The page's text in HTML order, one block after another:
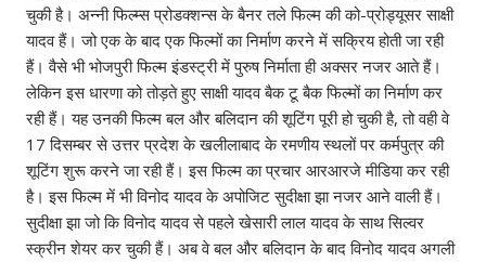
चुकी है। अन्नी फिल्म्स प्रोडक्शन्स के बैनर तले फिल्म की को-प्रोड्यूसर साक्षी
यादव हैं। जो एक के बाद एक फिल्मों का निर्माण करने में सक्रिय होती जा रही
हैं। वैसे भी भोजपुरी फिल्म इंडस्ट्री में पुरुष निर्माता ही अक्सर नजर आते हैं।
लेकिन इस धारणा को तोड़ते हुए साक्षी यादव बैक टू बैक फिल्मों का निर्माण कर
रही हैं। यह उनकी फिल्म बल और बलिदान की शूटिंग पूरी हो चुकी है, तो वही वे
17 दिसम्बर से उत्तर प्रदेश के खलीलाबाद के रमणीय स्थलों पर कर्मपुत्र की
शूटिंग शुरू करने जा रही हैं। इस फिल्म का प्रचार आरआरजे मीडिया कर रही
है। इस फिल्म में भी विनोद यादव के अपोजिट सुदीक्षा झा नजर आने वाली हैं।
सुदीक्षा झा जो कि विनोद यादव से पहले खेसारी लाल यादव के साथ सिल्वर
स्क्रीन शेयर कर चुकी हैं। अब वे बल और बलिदान के बाद विनोद यादव अगली